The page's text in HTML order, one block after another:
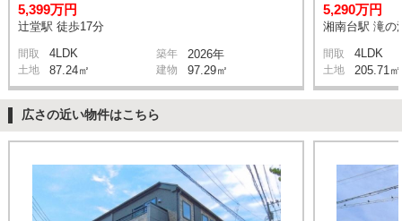
5,399万円
辻堂駅 徒歩17分
間取 4LDK 築年 2026年
土地 87.24㎡ 建物 97.29㎡
5,290万円
湘南台駅 滝の
間取 4LDK
土地 205.71㎡
広さの近い物件はこちら